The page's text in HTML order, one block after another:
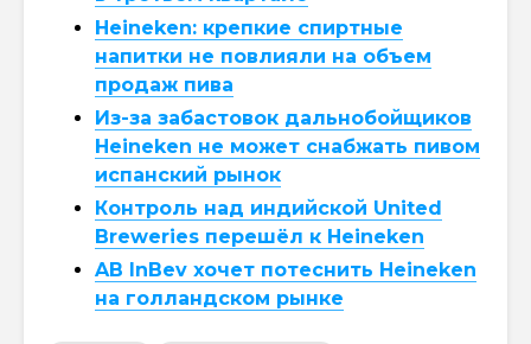
Heineken: крепкие спиртные
напитки не повлияли на объем
продаж пива
Из-за забастовок дальнобойщиков
Heineken не может снабжать пивом
испанский рынок
Контроль над индийской United
Breweries перешёл к Heineken
AB InBev хочет потеснить Heineken
на голландском рынке